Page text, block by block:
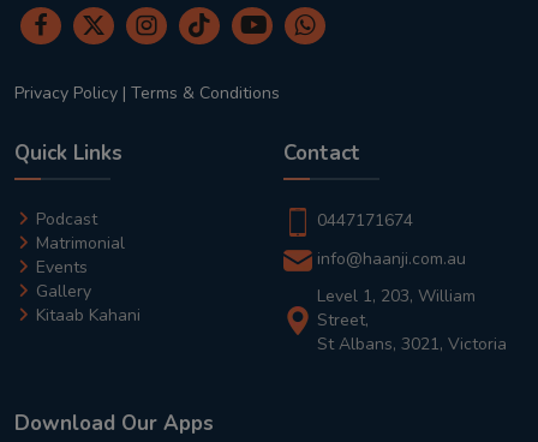
Privacy Policy | Terms & Conditions
Quick Links
Podcast
Matrimonial
Events
Gallery
Kitaab Kahani
Contact
0447171674
info@haanji.com.au
Level 1, 203, William
Street,
St Albans, 3021, Victoria
Download Our Apps